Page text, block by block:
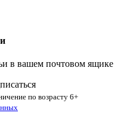
в вашем почтовом ящике
по возрасту 6+